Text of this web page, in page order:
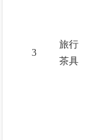
3
旅行
茶具